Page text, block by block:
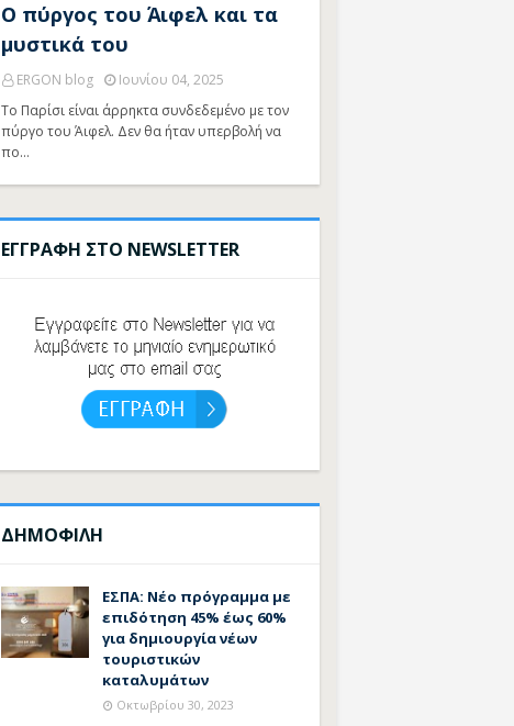
Ο πύργος του Άιφελ και τα
μυστικά του
ERGON blog
Ιουνίου 04, 2025
Το Παρίσι είναι άρρηκτα συνδεδεμένο με τον
πύργο του Άιφελ. Δεν θα ήταν υπερβολή να
πο…
ΕΓΓΡΑΦΗ ΣΤΟ NEWSLETTER
ΔΗΜΟΦΙΛΗ
ΕΣΠΑ: Νέο πρόγραμμα με
επιδότηση 45% έως 60%
για δημιουργία νέων
τουριστικών
καταλυμάτων
Οκτωβρίου 30, 2023